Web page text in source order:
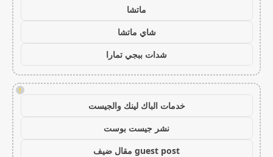
ماتشا
شاي ماتشا
شدات ببجي تمارا
!
خدمات الباك لينك والجيست
نشر جيست بوست
guest post مقال ضيف